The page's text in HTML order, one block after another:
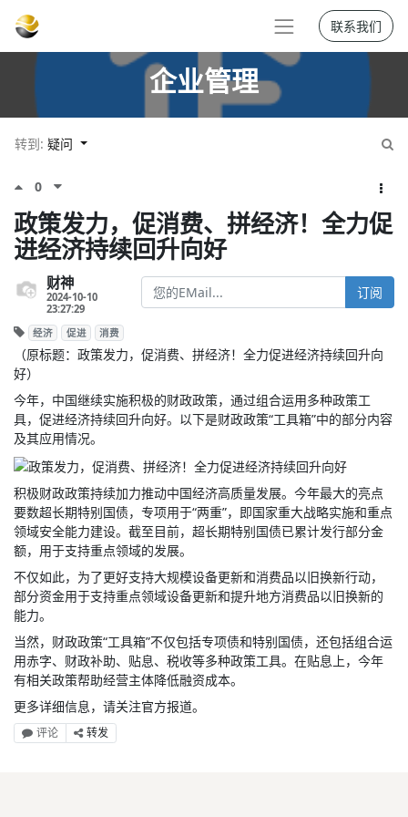
联系我们
企业管理
转到: 疑问
0
政策发力，促消费、拼经济！全力促
进经济持续回升向好
财神
2024-10-10
23:27:29
订阅
经济 促进 消费
（原标题：政策发力，促消费、拼经济！全力促进经济持续回升向
好）
今年，中国继续实施积极的财政政策，通过组合运用多种政策工
具，促进经济持续回升向好。以下是财政政策“工具箱”中的部分内容
及其应用情况。
积极财政政策持续加力推动中国经济高质量发展。今年最大的亮点
要数超长期特别国债，专项用于“两重”，即国家重大战略实施和重点
领域安全能力建设。截至目前，超长期特别国债已累计发行部分金
额，用于支持重点领域的发展。
不仅如此，为了更好支持大规模设备更新和消费品以旧换新行动，
部分资金用于支持重点领域设备更新和提升地方消费品以旧换新的
能力。
当然，财政政策“工具箱”不仅包括专项债和特别国债，还包括组合运
用赤字、财政补助、贴息、税收等多种政策工具。在贴息上，今年
有相关政策帮助经营主体降低融资成本。
更多详细信息，请关注官方报道。
评论 转发